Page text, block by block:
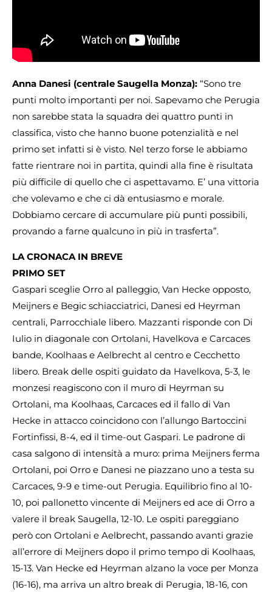
Anna Danesi (centrale Saugella Monza): “Sono tre
punti molto importanti per noi. Sapevamo che Perugia
non sarebbe stata la squadra dei quattro punti in
classifica, visto che hanno buone potenzialità e nel
primo set infatti si è visto. Nel terzo forse le abbiamo
fatte rientrare noi in partita, quindi alla fine è risultata
più difficile di quello che ci aspettavamo. E’ una vittoria
che volevamo e che ci dà entusiasmo e morale.
Dobbiamo cercare di accumulare più punti possibili,
provando a farne qualcuno in più in trasferta”.
LA CRONACA IN BREVE
PRIMO SET
Gaspari sceglie Orro al palleggio, Van Hecke opposto,
Meijners e Begic schiacciatrici, Danesi ed Heyrman
centrali, Parrocchiale libero. Mazzanti risponde con Di
Iulio in diagonale con Ortolani, Havelkova e Carcaces
bande, Koolhaas e Aelbrecht al centro e Cecchetto
libero. Break delle ospiti guidato da Havelkova, 5-3, le
monzesi reagiscono con il muro di Heyrman su
Ortolani, ma Koolhaas, Carcaces ed il fallo di Van
Hecke in attacco coincidono con l’allungo Bartoccini
Fortinfissi, 8-4, ed il time-out Gaspari. Le padrone di
casa salgono di intensità a muro: prima Meijners ferma
Ortolani, poi Orro e Danesi ne piazzano uno a testa su
Carcaces, 9-9 e time-out Perugia. Equilibrio fino al 10-
10, poi pallonetto vincente di Meijners ed ace di Orro a
valere il break Saugella, 12-10. Le ospiti pareggiano
però con Ortolani e Aelbrecht, passando avanti grazie
all’errore di Meijners dopo il primo tempo di Koolhaas,
15-13. Van Hecke ed Heyrman alzano la voce per Monza
(16-16), ma arriva un altro break di Perugia, 18-16, con